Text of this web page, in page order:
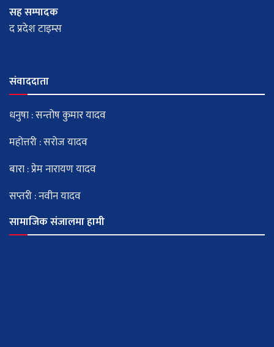
सह सम्पादक
द प्रदेश टाइम्स
संवाददाता
धनुषा : सन्तोष कुमार यादव
महोत्तरी : सरोज यादव
बारा : प्रेम नारायण यादव
सप्तरी : नवीन यादव
सामाजिक संजालमा हामी